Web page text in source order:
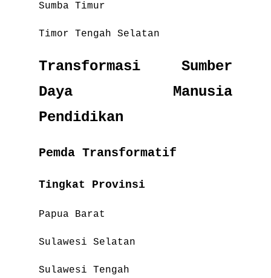
Sumba Timur
Timor Tengah Selatan
Transformasi Sumber
Daya Manusia
Pendidikan
Pemda Transformatif
Tingkat Provinsi
Papua Barat
Sulawesi Selatan
Sulawesi Tengah